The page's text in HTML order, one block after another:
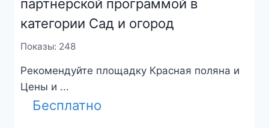
партнерской программой в
категории Сад и огород
Показы: 248
Рекомендуйте площадку Красная поляна и
Цены и ...
Бесплатно